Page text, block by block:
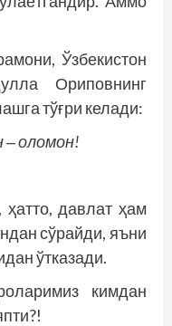
Ўзбекистон
Ориповнинг
тўғри келади:
‒ оломон!
ҳатто, давлат ҳам
сўрайди, яъни
ўтказади.
кимдан